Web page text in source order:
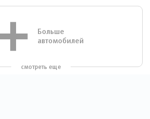
Больше
автомобилей
смотреть еще